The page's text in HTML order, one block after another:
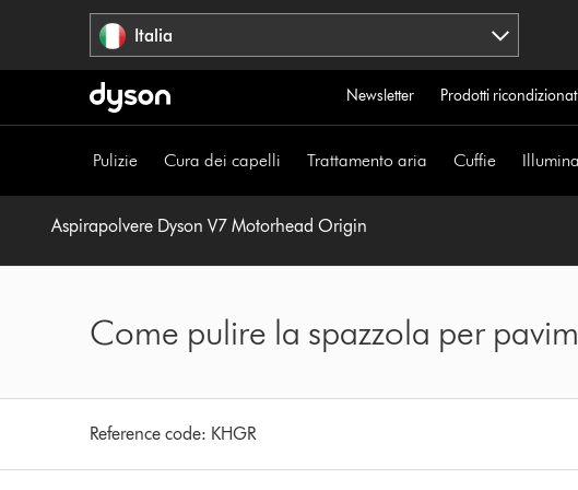
Italia
Newsletter Prodotti
Pulizie Cura dei capelli Trattamento aria Cuffie
Aspirapolvere Dyson V7 Motorhead Origin
Come pulire la spazzola per
Reference code: KHGR